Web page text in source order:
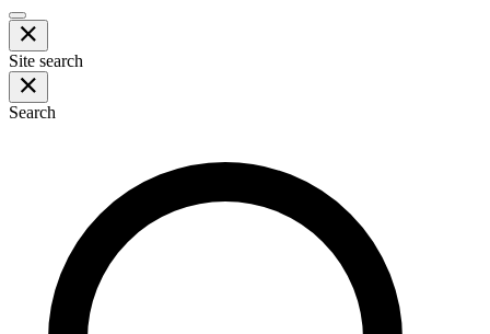
Site search
Search